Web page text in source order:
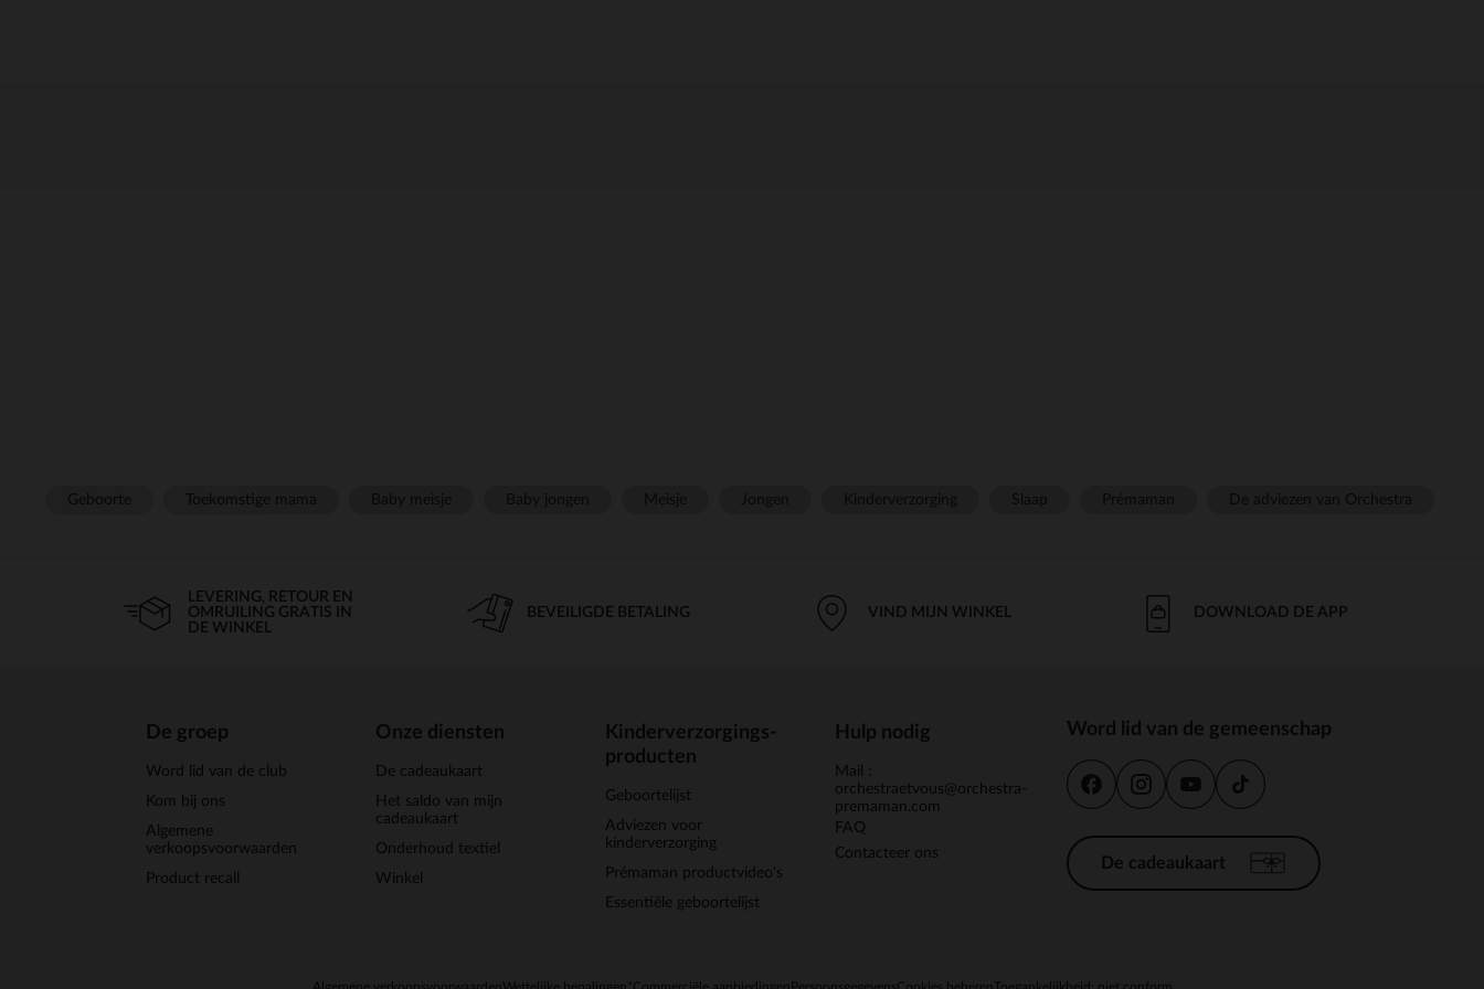
LEVERING, RETOUR EN
OMRUILING GRATIS IN
DE WINKEL
BEVEILIGDE BETALING VIND MIJN WINKEL DOWNLOAD DE APP
De groep
Word lid van de club
Kom bij ons
Algemene
verkoopsvoorwaarden
Product recall
Onze diensten
De cadeaukaart
Het saldo van mijn
cadeaukaart
Onderhoud textiel
Winkel
Kinderverzorgings-
producten
Geboortelijst
Adviezen voor
kinderverzorging
Prémaman productvideo's
Essentiële geboortelijst
Hulp nodig
Mail :
orchestraetvous@orchestra-
premaman.com
FAQ
Contacteer ons
Word lid van de gemeenschap
De cadeaukaart